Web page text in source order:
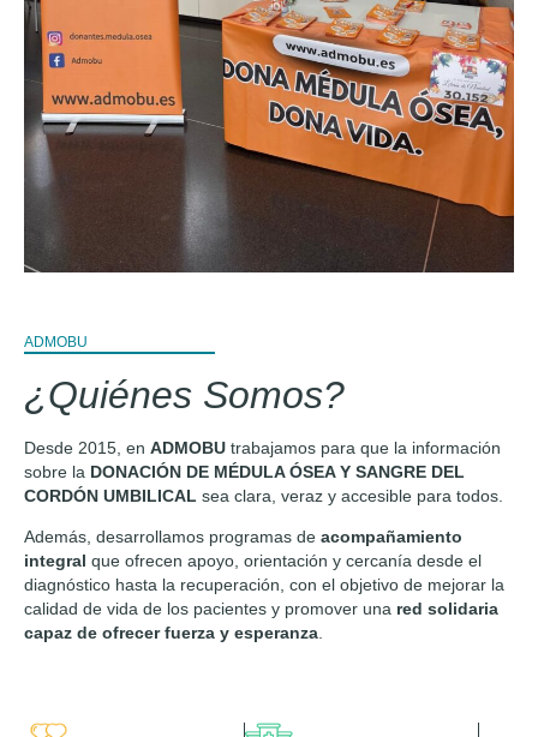
ADMOBU
¿Quiénes Somos?
Desde 2015, en ADMOBU trabajamos para que la información
sobre la DONACIÓN DE MÉDULA ÓSEA Y SANGRE DEL
CORDÓN UMBILICAL sea clara, veraz y accesible para todos.
Además, desarrollamos programas de acompañamiento
integral que ofrecen apoyo, orientación y cercanía desde el
diagnóstico hasta la recuperación, con el objetivo de mejorar la
calidad de vida de los pacientes y promover una red solidaria
capaz de ofrecer fuerza y esperanza.